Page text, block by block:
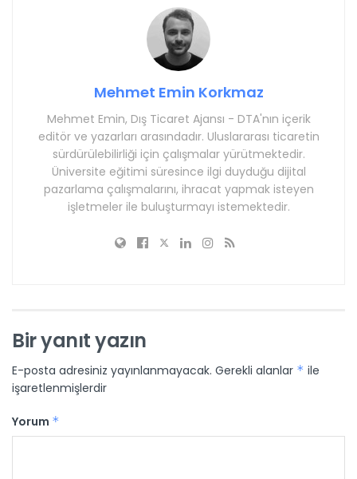
Mehmet Emin Korkmaz
Mehmet Emin, Dış Ticaret Ajansı - DTA'nın içerik
editör ve yazarları arasındadır. Uluslararası ticaretin
sürdürülebilirliği için çalışmalar yürütmektedir.
Üniversite eğitimi süresince ilgi duyduğu dijital
pazarlama çalışmalarını, ihracat yapmak isteyen
işletmeler ile buluşturmayı istemektedir.
Bir yanıt yazın
E-posta adresiniz yayınlanmayacak. Gerekli alanlar * ile
işaretlenmişlerdir
Yorum *